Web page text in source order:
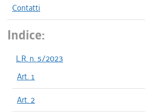
Contatti
Indice:
L.R. n. 5/2023
Art. 1
Art. 2